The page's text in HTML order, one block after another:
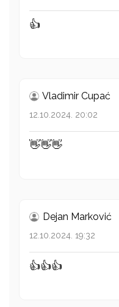
👍
Vladimir Cupać
12.10.2024. 20:02
👋👋👋
Dejan Marković
12.10.2024. 19:32
👍👍👍